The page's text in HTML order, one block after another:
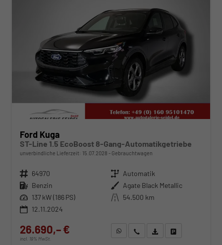
Ford Kuga
ST-Line 1.5 EcoBoost 8-Gang-Automatikgetriebe
unverbindliche Lieferzeit: 15.07.2028 Gebrauchtwagen
Fahrzeugnr. 64970 Getriebe Automatik
Kraftstoff Benzin Außenfarbe Agate Black Metallic
Leistung 137 kW (186 PS) Kilometerstand 54.500 km
12.11.2024
26.690,– €
incl. 19% MwSt.
WhatsApp anfragen
Wir rufen Sie anFahrzeugexposé (PDF)